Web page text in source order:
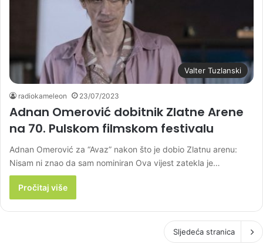
Valter Tuzlanski
radiokameleon 23/07/2023
Adnan Omerović dobitnik Zlatne Arene
na 70. Pulskom filmskom festivalu
Adnan Omerović za “Avaz” nakon što je dobio Zlatnu arenu:
Nisam ni znao da sam nominiran Ova vijest zatekla je…
Pročitaj više
Sljedeća stranica